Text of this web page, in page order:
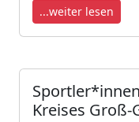
...weiter lesen
Kreises Groß-